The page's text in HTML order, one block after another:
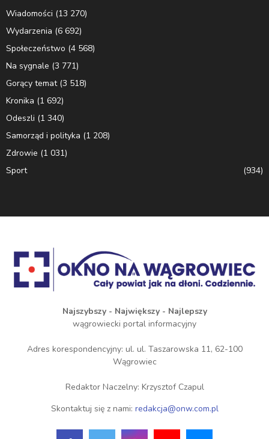
Wiadomości (13 270)
Wydarzenia (6 692)
Społeczeństwo (4 568)
Na sygnale (3 771)
Gorący temat(3 518)
Kronika (1 692)
Odeszli (1 340)
Samorząd i polityka (1 208)
Zdrowie (1 031)
Sport
(934)
Najszybszy - Największy - Najlepszy
wągrowiecki portal informacyjny
Adres korespondencyjny: ul. ul. Taszarowska 11, 62-100
Wągrowiec
Redaktor Naczelny: Krzysztof Czapul
Skontaktuj się z nami: redakcja@onw.com.pl